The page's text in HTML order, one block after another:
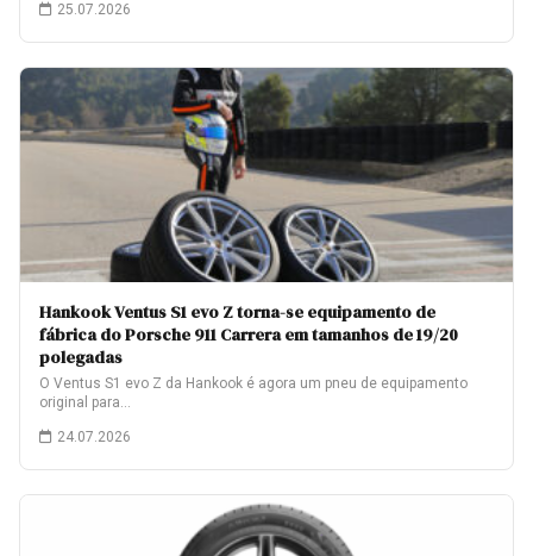
25.07.2026
Hankook Ventus S1 evo Z torna-se equipamento de
fábrica do Porsche 911 Carrera em tamanhos de 19/20
polegadas
O Ventus S1 evo Z da Hankook é agora um pneu de equipamento
original para…
24.07.2026